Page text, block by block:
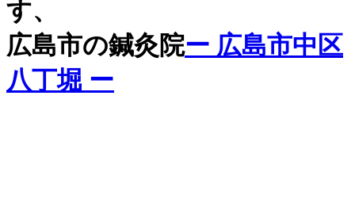
す、
広島市の鍼灸院ー 広島市中区
八丁堀 ー